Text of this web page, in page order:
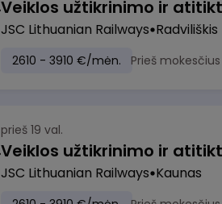
JSC Lithuanian Railways Radviliškis
2610 - 3910 €/mėn. Prieš mokesčius
prieš 19 val.
JSC Lithuanian Railways Kaunas